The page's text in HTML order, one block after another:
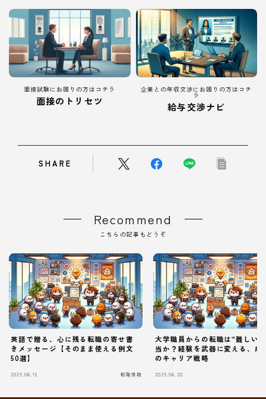
面接試験にお困りの方はコチラ
面接のトリセツ
企業との年収交渉にお困りの方はコチ
ラ
給与交渉ナビ
SHARE
Recommend
こちらの記事もどうぞ
英語で贈る、心に残る転職の寄せ書
きメッセージ【そのまま使える例文
50選】
2025.06.15 転職情報
大学職員からの転職は“難しい”
当か？経験を武器に変える、成
のキャリア戦略
2025.06.20